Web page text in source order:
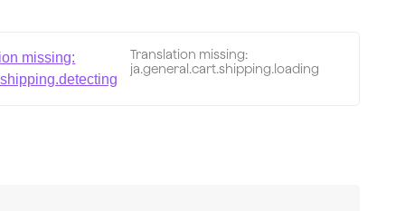
missing:
Translation missing:
ja.general.cart.shipping.loading